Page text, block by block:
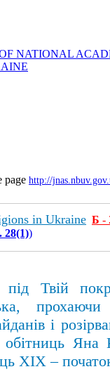
NATIONAL
page http://
in Ukraine Б -
28(1))
під Твій
і
обітниць
ХІХ –